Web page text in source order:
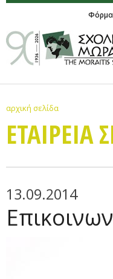
Φόρμα
αρχική σελίδα
13.09.2014